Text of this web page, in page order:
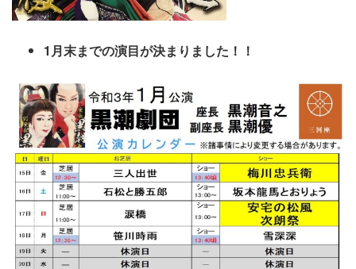
1月末までの演目が決まりました！！